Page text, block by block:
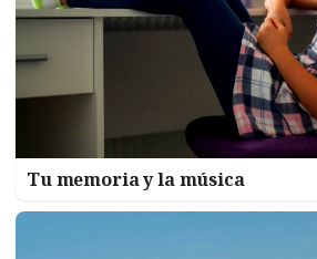
Tu memoria y la música